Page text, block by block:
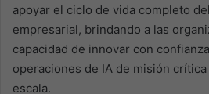
apoyar el ciclo de vida completo
empresarial, brindando a las
capacidad de innovar con
operaciones de IA de misión
escala.